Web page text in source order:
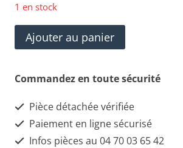
initial
était :
€80.00.
actuel
est :
€40.00.
1 en stock
quantité
de
Debitmetre
281
002
Ajouter au panier
Commandez en toute sécurité
Pièce détachée vérifiée
Paiement en ligne sécurisé
Infos pièces au 04 70 03 65 42